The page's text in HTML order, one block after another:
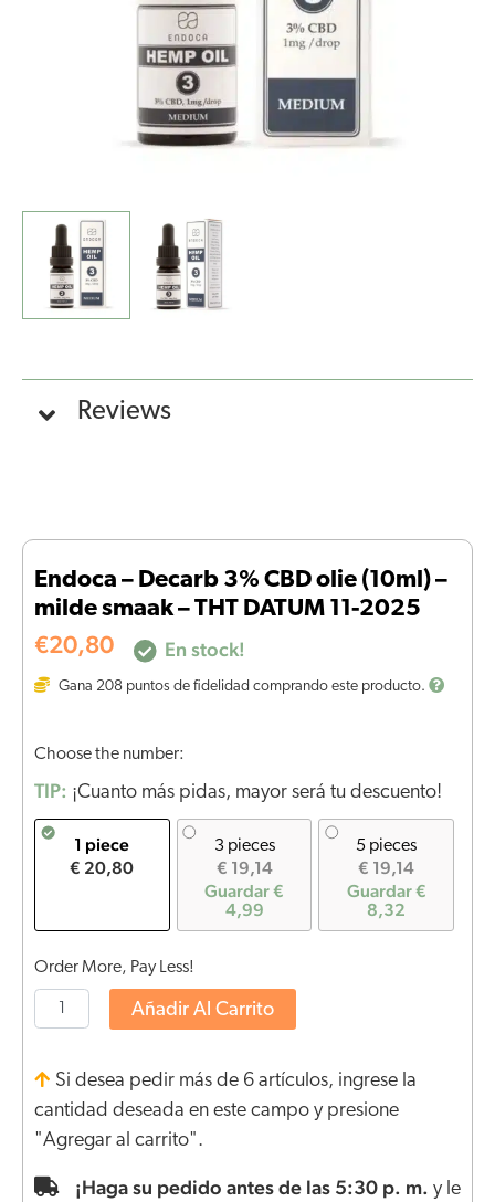
Reviews
Endoca – Decarb 3% CBD olie (10ml) –
milde smaak – THT DATUM 11-2025
€20,80 En stock!
Gana 208 puntos de fidelidad comprando este producto.
Choose the number:
TIP: ¡Cuanto más pidas, mayor será tu descuento!
1 piece
€ 20,80
3 pieces
€ 19,14
Guardar €
4,99
5 pieces
€ 19,14
Guardar €
8,32
Order More, Pay Less!
Añadir Al Carrito
Si desea pedir más de 6 artículos, ingrese la
cantidad deseada en este campo y presione
"Agregar al carrito".
¡Haga su pedido antes de las 5:30 p. m. y le